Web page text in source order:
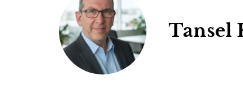
Tansel